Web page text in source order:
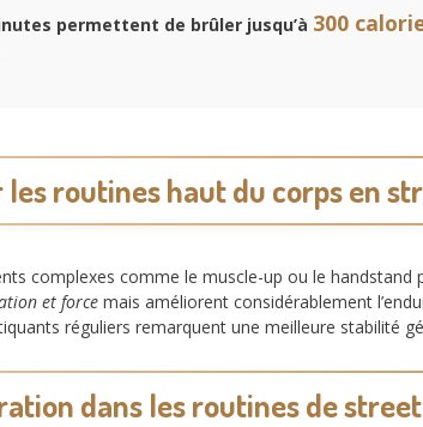
permettent de brûler jusqu’à 300
les routines haut du corps en
complexes comme le muscle-up ou le handstand
et force mais améliorent considérablement
réguliers remarquent une meilleure stabilité
dans les routines de